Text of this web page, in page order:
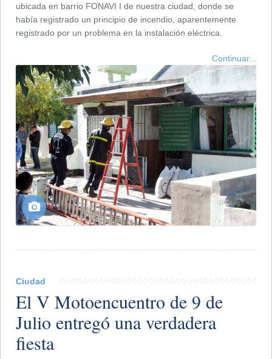
ubicada en barrio FONAVI I de nuestra ciudad, donde se
había registrado un principio de incendio, aparentemente
registrado por un problema en la instalación eléctrica.
Continuar...
Ciudad
El V Motoencuentro de 9 de
Julio entregó una verdadera
fiesta